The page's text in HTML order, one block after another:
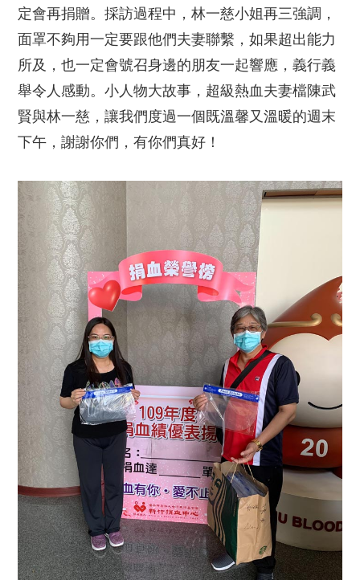
定會再捐贈。採訪過程中，林一慈小姐再三強調，
面罩不夠用一定要跟他們夫妻聯繫，如果超出能力
所及，也一定會號召身邊的朋友一起響應，義行義
舉令人感動。小人物大故事，超級熱血夫妻檔陳武
賢與林一慈，讓我們度過一個既溫馨又溫暖的週末
下午，謝謝你們，有你們真好！